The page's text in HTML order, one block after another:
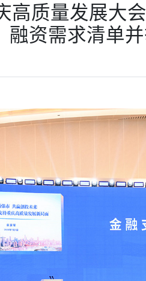
高质量发展大
融资需求清单